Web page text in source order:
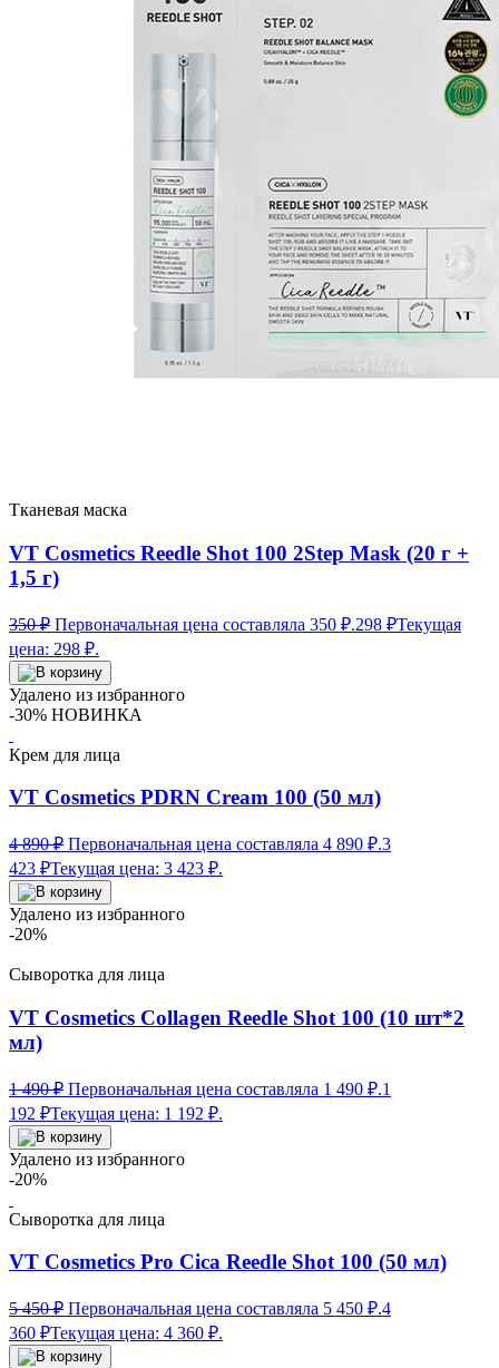
Тканевая маска
VT Cosmetics Reedle Shot 100 2Step Mask (20 г +
1,5 г)
350₽ Первоначальная цена составляла 350 ₽.298 ₽Текущая
цена: 298 ₽.
Удалено из избранного
-30% НОВИНКА
Крем для лица
VT Cosmetics PDRN Cream 100 (50 мл)
4 890₽ Первоначальная цена составляла 4 890 ₽.3
423 ₽Текущая цена: 3 423 ₽.
Удалено из избранного
-20%
Сыворотка для лица
VT Cosmetics Collagen Reedle Shot 100 (10 шт*2
мл)
1 490₽ Первоначальная цена составляла 1 490 ₽.1
192 ₽Текущая цена: 1 192 ₽.
Удалено из избранного
-20%
Сыворотка для лица
VT Cosmetics Pro Cica Reedle Shot 100 (50 мл)
5 450₽ Первоначальная цена составляла 5 450 ₽.4
360 ₽Текущая цена: 4 360 ₽.